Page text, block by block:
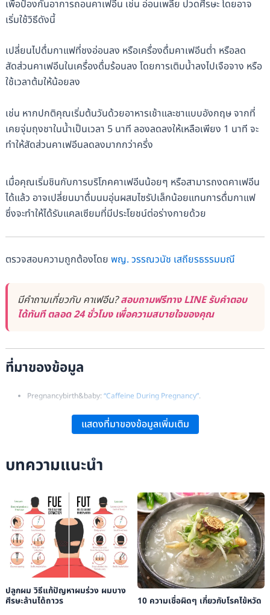
เพื่อป้องกันอาการถอนคาเฟอีน เช่น อ่อนเพลีย ปวดศีรษะ โดยอาจ
เริ่มใช้วิธีดังนี้
เปลี่ยนไปดื่มกาแฟที่ชงอ่อนลง หรือเครื่องดื่มคาเฟอีนต่ำ หรือลด
สัดส่วนคาเฟอีนในเครื่องดื่มร้อนลง โดยการเติมน้ำลงไปเจือจาง หรือ
ใช้เวลาต้มให้น้อยลง
เช่น หากปกติคุณเริ่มต้นวันด้วยอาหารเช้าและชาแบบอังกฤษ จากที่
เคยจุ่มถุงชาในน้ำเป็นเวลา 5 นาที ลองลดลงให้เหลือเพียง 1 นาที จะ
ทำให้สัดส่วนคาเฟอีนลดลงมากกว่าครึ่ง
เมื่อคุณเริ่มชินกับการบริโภคคาเฟอีนน้อยๆ หรือสามารถงดคาเฟอีน
ได้แล้ว อาจเปลี่ยนมาดื่มนมอุ่นผสมไซรัปเล็กน้อยแทนการดื่มกาแฟ
ซึ่งจะทำให้ได้รับแคลเซียมที่มีประโยชน์ต่อร่างกายด้วย
ตรวจสอบความถูกต้องโดย พญ. วรรณวนัช เสถียรธรรมมณี
มีคำถามเกี่ยวกับ คาเฟอีน?สอบถามฟรีทาง LINE รับคำตอบ
ได้ทันที ตลอด 24 ชั่วโมง เพื่อความสบายใจของคุณ
ที่มาของข้อมูล
Pregnancybirth&baby: “Caffeine During Pregnancy”.
National Center for Biotechnology Information:“Is Caffeine
แสดงที่มาของข้อมูลเพิ่มเติม
บทความแนะนำ
ปลูกผม วิธีแก้ปัญหาผมร่วง ผมบาง
ศีรษะล้านได้ถาวร
10 ความเชื่อผิดๆ เกี่ยวกับโรคไข้หวัด